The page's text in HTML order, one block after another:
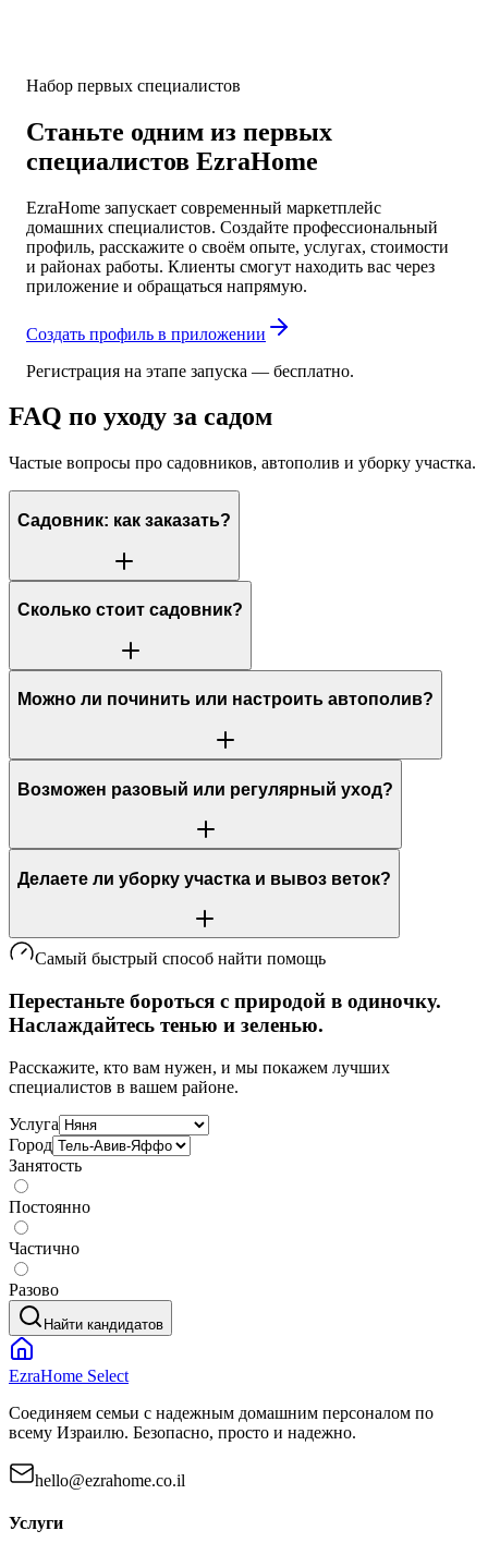
Набор первых специалистов
Станьте одним из первых
специалистов EzraHome
EzraHome запускает современный маркетплейс
домашних специалистов. Создайте профессиональный
профиль, расскажите о своём опыте, услугах, стоимости
и районах работы. Клиенты смогут находить вас через
приложение и обращаться напрямую.
Создать профиль в приложении
Регистрация на этапе запуска — бесплатно.
FAQ по уходу за садом
Частые вопросы про садовников, автополив и уборку участка.
Садовник: как заказать?
Сколько стоит садовник?
Можно ли починить или настроить автополив?
Возможен разовый или регулярный уход?
Делаете ли уборку участка и вывоз веток?
Самый быстрый способ найти помощь
Перестаньте бороться с природой в одиночку.
Наслаждайтесь тенью и зеленью.
Расскажите, кто вам нужен, и мы покажем лучших
специалистов в вашем районе.
Услуга
Город
Занятость
Постоянно
Частично
Разово
Найти кандидатов
EzraHome Select
Соединяем семьи с надежным домашним персоналом по
всему Израилю. Безопасно, просто и надежно.
hello@ezrahome.co.il
Услуги